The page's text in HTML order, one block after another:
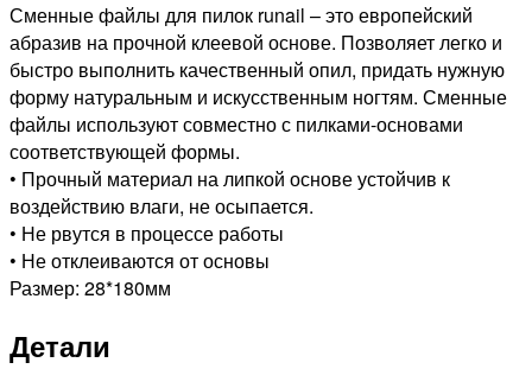
Сменные файлы для пилок runail – это европейский
абразив на прочной клеевой основе. Позволяет легко и
быстро выполнить качественный опил, придать нужную
форму натуральным и искусственным ногтям. Сменные
файлы используют совместно с пилками-основами
соответствующей формы.
• Прочный материал на липкой основе устойчив к
воздействию влаги, не осыпается.
• Не рвутся в процессе работы
• Не отклеиваются от основы
Размер: 28*180мм
Детали